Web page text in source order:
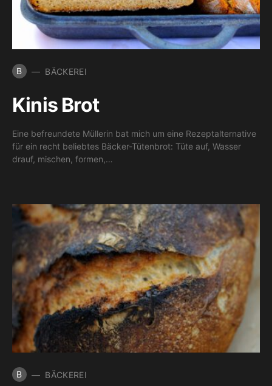
B BÄCKEREI
Kinis Brot
Eine befreundete Müllerin bat mich um eine Rezeptalternative
für ein recht beliebtes Bäcker-Tütenbrot: Tüte auf, Wasser
drauf, mischen, formen,…
B BÄCKEREI